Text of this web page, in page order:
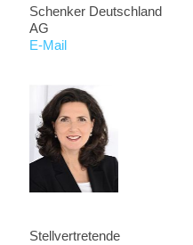
Schenker Deutschland
AG
E-Mail
Stellvertretende